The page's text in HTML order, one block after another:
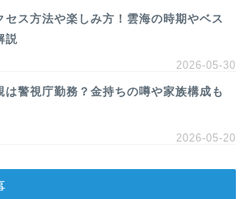
セス方法や楽しみ方！雲海の時期やベス
説
2026-05-30
は警視庁勤務？金持ちの噂や家族構成も
2026-05-20